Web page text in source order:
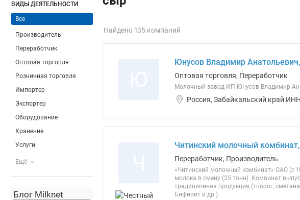
ВИДЫ ДЕЯТЕЛЬНОСТИ
Все
Производитель
Переработчик
Оптовая торговля
Розничная торговля
Импортер
Экспортер
Оборудование
Хранение
Услуги
Ещё
Блог Milknet
Найдено 135 компаний
Юнусов Владимир
Оптовая торговля, Переработчик
Молочный завод ИП Юнусов Владимир
Россия, Забайкальский край
Читинский молочный
Переработчик, Производитель
«Читинский молочный комбинат» ОАО (с
молока в смену (25 тонн). Комбинат
традиционная продукция (творог,
Бифивит и др.).